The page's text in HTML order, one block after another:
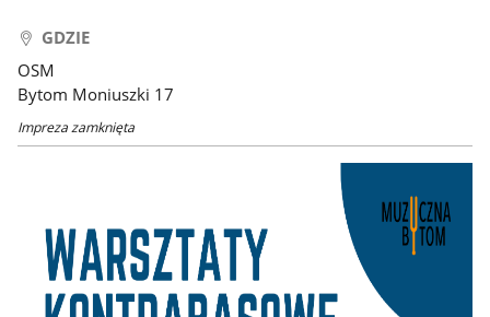
GDZIE
OSM
Bytom Moniuszki 17
Impreza zamknięta